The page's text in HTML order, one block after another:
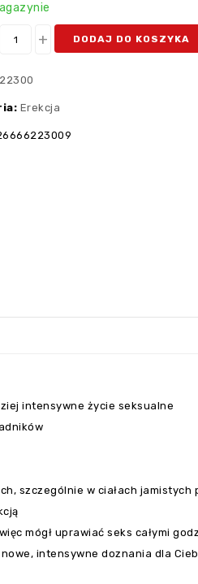
DODAJ DO KOSZYKA
Erekcja
intensywne życie seksualne
szczególnie w ciałach jamistych
mógł uprawiać seks całymi
intensywne doznania dla